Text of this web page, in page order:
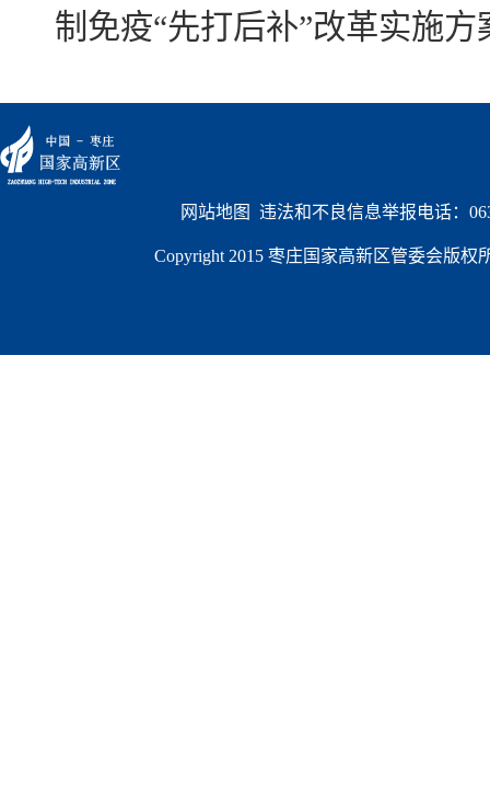
制免疫“先打后补”改革实施
网站地图
违法和不良信息举报电话：
Copyright 2015 枣庄国家高新区管委会版权